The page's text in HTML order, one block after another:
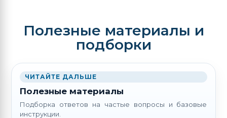
Полезные материалы и
подборки
ЧИТАЙТЕ ДАЛЬШЕ
Полезные материалы
Подборка ответов на частые вопросы и базовые
инструкции.